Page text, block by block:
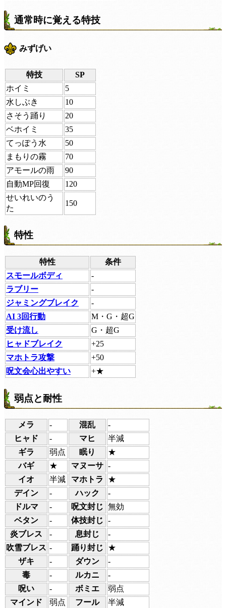
通常時に覚える特技
みずげい
特技
SP
ホイミ
5
水しぶき
10
さそう踊り
20
ベホイミ
35
てっぽう水
50
まもりの霧
70
アモールの雨
90
自動MP回復
120
せいれいのう
た
150
特性
特性
条件
スモールボディ
-
ラブリー
-
ジャミングブレイク
-
AI 3回行動
M・G・超G
受け流し
G・超G
ヒャドブレイク
+25
マホトラ攻撃
+50
呪文会心出やすい
+★
弱点と耐性
メラ - 混乱
-
ヒャド
- マヒ
半減
ギラ
弱点 眠り
★
バギ
★ マヌーサ -
イオ
半減 マホトラ
★
デイン
- ハック
-
ドルマ
- 呪文封じ 無効
ベタン
- 体技封じ -
炎ブレス
- 息封じ
-
吹雪ブレス - 踊り封じ
★
ザキ
- ダウン
-
毒
- ルカニ
-
呪い
- ボミエ
弱点
マインド
弱点 フール 半減